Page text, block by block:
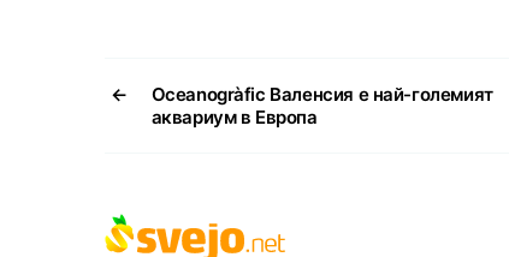
←
Oceanogràfic Валенсия е най-големият
аквариум в Европа